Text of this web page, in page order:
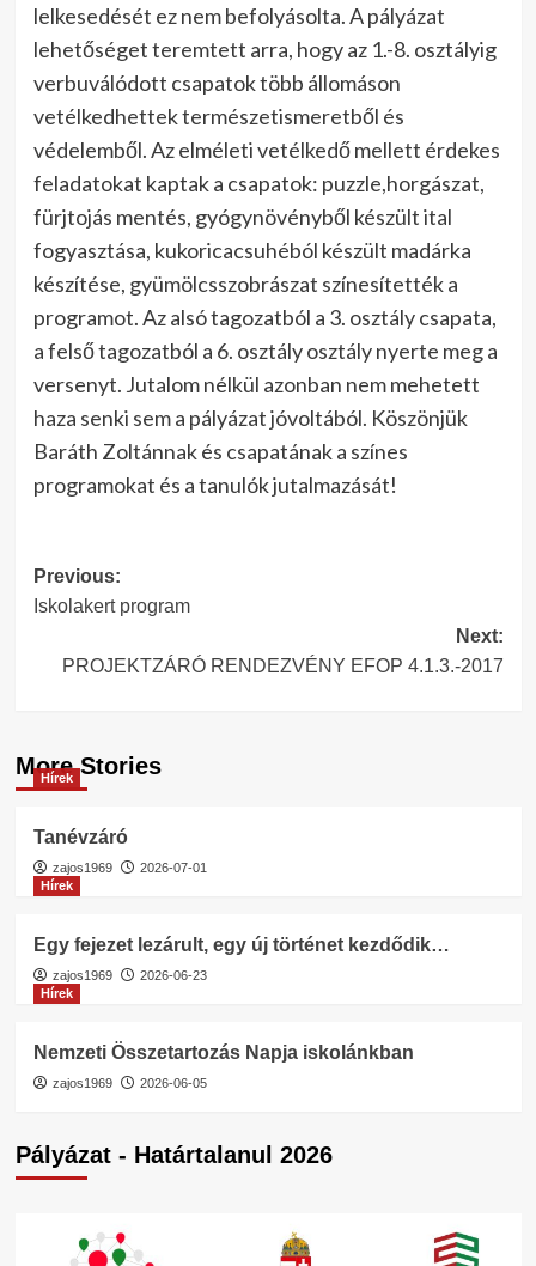
lelkesedését ez nem befolyásolta. A pályázat
lehetőséget teremtett arra, hogy az 1.-8. osztályig
verbuválódott csapatok több állomáson
vetélkedhettek természetismeretből és
védelemből. Az elméleti vetélkedő mellett érdekes
feladatokat kaptak a csapatok: puzzle,horgászat,
fürjtojás mentés, gyógynövényből készült ital
fogyasztása, kukoricacsuhéból készült madárka
készítése, gyümölcsszobrászat színesítették a
programot. Az alsó tagozatból a 3. osztály csapata,
a felső tagozatból a 6. osztály osztály nyerte meg a
versenyt. Jutalom nélkül azonban nem mehetett
haza senki sem a pályázat jóvoltából. Köszönjük
Baráth Zoltánnak és csapatának a színes
programokat és a tanulók jutalmazását!
Post
navigation
Previous:
Iskolakert program
Next:
PROJEKTZÁRÓ RENDEZVÉNY EFOP 4.1.3.-2017
More Stories
Hírek
Tanévzáró
zajos1969
2026-07-01
Hírek
Egy fejezet lezárult, egy új történet kezdődik…
zajos1969
2026-06-23
Hírek
Nemzeti Összetartozás Napja iskolánkban
zajos1969 2026-06-05
Pályázat - Határtalanul 2026